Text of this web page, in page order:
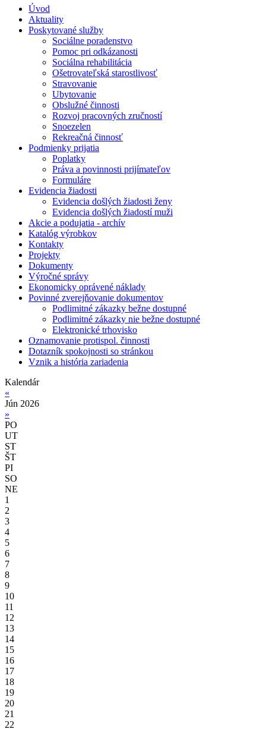
Úvod
Aktuality
Poskytované služby
Sociálne poradenstvo
Pomoc pri odkázanosti
Sociálna rehabilitácia
Ošetrovateľská starostlivosť
Stravovanie
Ubytovanie
Obslužné činnosti
Rozvoj pracovných zručností
Snoezelen
Rekreačná činnosť
Podmienky prijatia
Poplatky
Práva a povinnosti prijímateľov
Formuláre
Evidencia žiadosti
Evidencia došlých žiadosti ženy
Evidencia došlých žiadostí muži
Akcie a podujatia - archív
Katalóg výrobkov
Kontakty
Projekty
Dokumenty
Výročné správy
Ekonomicky oprávené náklady
Povinné zverejňovanie dokumentov
Podlimitné zákazky bežne dostupné
Podlimitné zákazky nie bežne dostupné
Elektronické trhovisko
Oznamovanie protispol. činnosti
Dotazník spokojnosti so stránkou
Vznik a história zariadenia
Kalendár
«
Jún 2026
»
PO
UT
ST
ŠT
PI
SO
NE
1
2
3
4
5
6
7
8
9
10
11
12
13
14
15
16
17
18
19
20
21
22